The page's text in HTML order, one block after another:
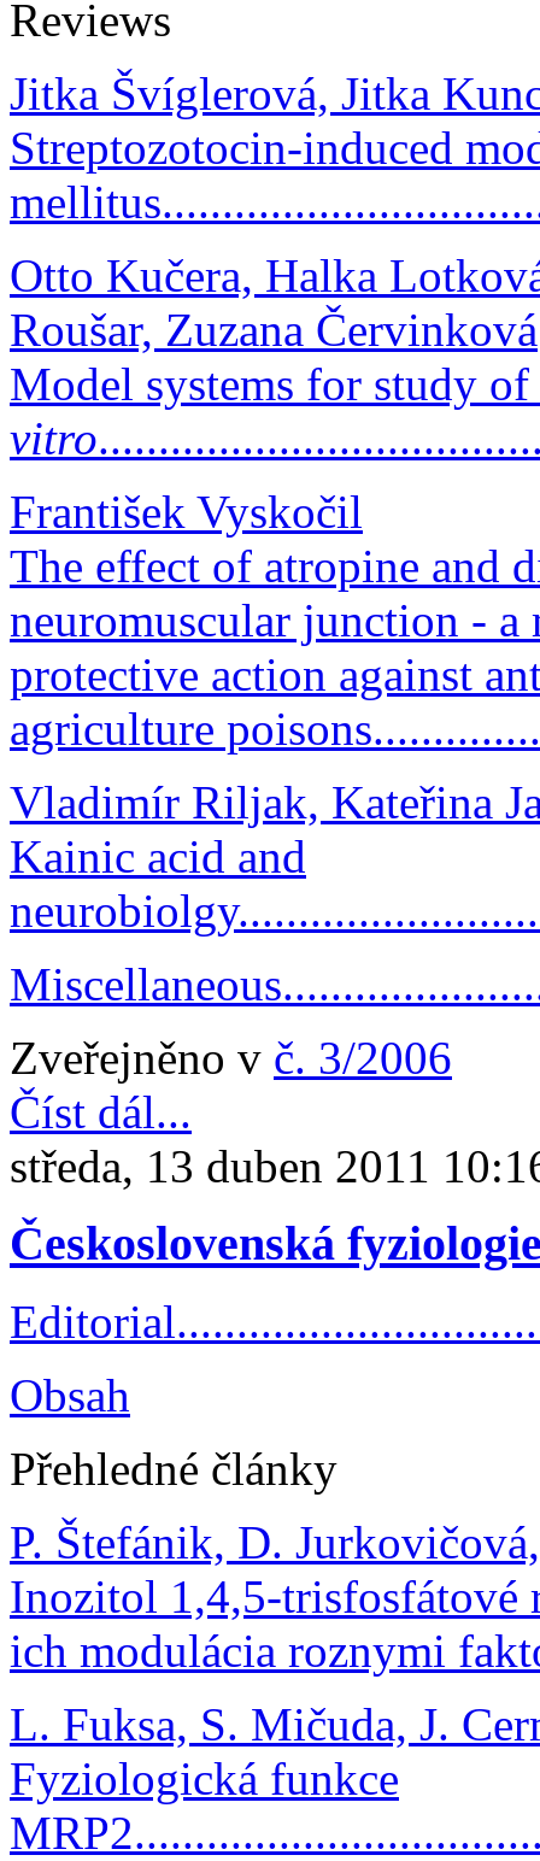
Reviews
Jitka Švíglerová, Jitka
Streptozotocin-induced
Otto Kučera, Halka
Roušar, Zuzana Červinková
Model systems for study
vitro
František Vyskočil
The effect of atropine and
neuromuscular junction - a
protective action against
agriculture
Vladimír Riljak, Kateřina
Kainic acid and
Zveřejněno v č. 3/2006
Číst dál...
středa, 13 duben 2011
Československá
Obsah
Přehledné články
P. Štefánik, D.
Inozitol 1,4,5-trisfosfátové
ich modulácia roznymi
L. Fuksa, S. Mičuda, J.
Fyziologická funkce